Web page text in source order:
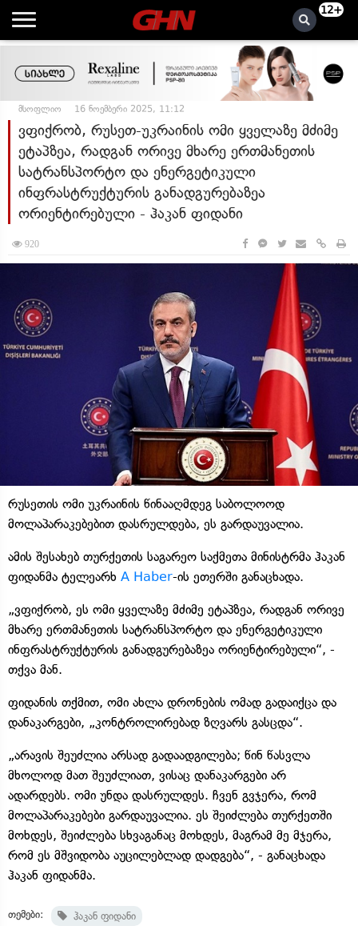
12+
მსოფლიო 16 ნოემბერი 2025, 11:12
ვფიქრობ, რუსეთ-უკრაინის ომი ყველაზე მძიმე
ეტაპზეა, რადგან ორივე მხარე ერთმანეთის
სატრანსპორტო და ენერგეტიკული
ინფრასტრუქტურის განადგურებაზეა
ორიენტირებული - ჰაკან ფიდანი
920
რუსეთის ომი უკრაინის წინააღმდეგ საბოლოოდ
მოლაპარაკებებით დასრულდება, ეს გარდაუვალია.
ამის შესახებ თურქეთის საგარეო საქმეთა მინისტრმა ჰაკან
ფიდანმა ტელეარხ A Haber-ის ეთერში განაცხადა.
„ვფიქრობ, ეს ომი ყველაზე მძიმე ეტაპზეა, რადგან ორივე
მხარე ერთმანეთის სატრანსპორტო და ენერგეტიკული
ინფრასტრუქტურის განადგურებაზეა ორიენტირებული“, -
თქვა მან.
ფიდანის თქმით, ომი ახლა დრონების ომად გადაიქცა და
დანაკარგები, „კონტროლირებად ზღვარს გასცდა“.
„არავის შეუძლია არსად გადაადგილება; წინ წასვლა
მხოლოდ მათ შეუძლიათ, ვისაც დანაკარგები არ
ადარდებს. ომი უნდა დასრულდეს. ჩვენ გვჯერა, რომ
მოლაპარაკებები გარდაუვალია. ეს შეიძლება თურქეთში
მოხდეს, შეიძლება სხვაგანაც მოხდეს, მაგრამ მე მჯერა,
რომ ეს მშვიდობა აუცილებლად დადგება“, - განაცხადა
ჰაკან ფიდანმა.
თემები: ჰაკან ფიდანი